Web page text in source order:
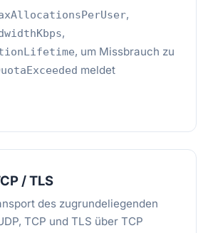
,
,
, um Missbrauch zu
meldet
/ TLS
des zugrundeliegenden
TCP und TLS über TCP